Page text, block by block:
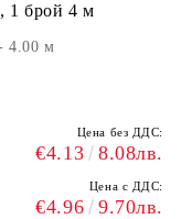
1 брой 4 м
4.00 м
Цена без ДДС:
€4.13 8.08лв.
Цена с ДДС:
€4.96 9.70лв.